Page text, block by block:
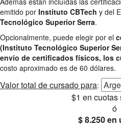
emitido por Instituto CBTech y del
Tecnológico Superior Serra.
Opcionalmente, puede elegir por el
(Instituto Tecnológico Superior
envío de certificados físicos, los
costo aproximado es de 60 dólares.
Valor total de cursado para:
$1 en cuotas
ó
$ 8.250en